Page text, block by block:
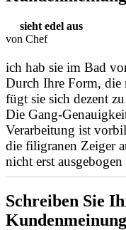
sieht edel aus
von Chef
ich hab sie im Bad
Durch Ihre Form, die
fügt sie sich dezent
Die Gang-
Verarbeitung ist
die filigranen Zeiger
nicht erst
Schreiben Sie
Kundenmeinung